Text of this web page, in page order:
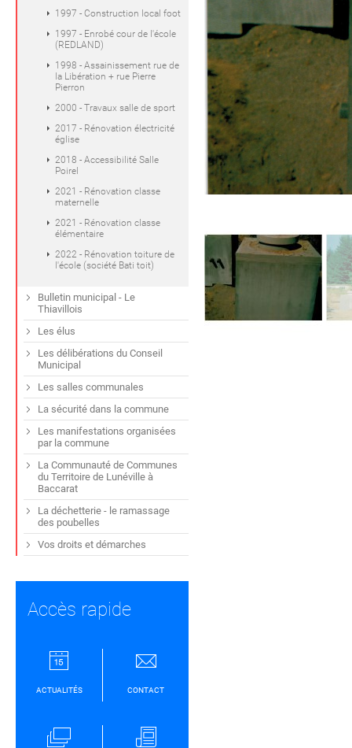
1997 - Construction local foot
1997 - Enrobé cour de l'école
(REDLAND)
1998 - Assainissement rue de
la Libération + rue Pierre
Pierron
2000 - Travaux salle de sport
2017 - Rénovation électricité
église
2018 - Accessibilité Salle
Poirel
2021 - Rénovation classe
maternelle
2021 - Rénovation classe
élémentaire
2022 - Rénovation toiture de
l'école (société Bati toit)
Bulletin municipal - Le
Thiavillois
Les élus
Les délibérations du Conseil
Municipal
Les salles communales
La sécurité dans la commune
Les manifestations organisées
par la commune
La Communauté de Communes
du Territoire de Lunéville à
Baccarat
La déchetterie - le ramassage
des poubelles
Vos droits et démarches
Accès rapide
ACTUALITÉS CONTACT